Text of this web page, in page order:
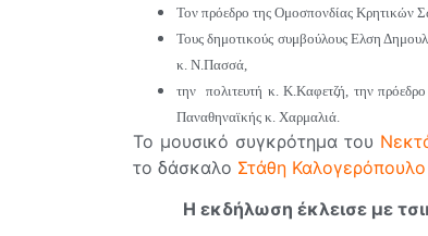
Τον πρόεδρο της Ομοσπονδίας Κρητικών
Τους δημοτικούς συμβούλους Ελση
κ. Ν.Πασσά,
την πολιτευτή κ. Κ.Καφετζή, την
Παναθηναϊκής κ. Χαρμαλιά.
Το μουσικό συγκρότημα του
το δάσκαλο Στάθη Καλογερόπουλο
Η εκδήλωση έκλεισε με